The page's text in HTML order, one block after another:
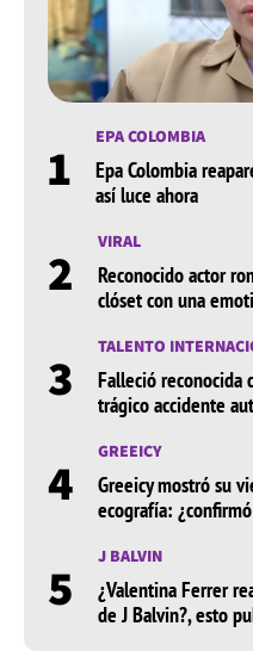
1 EPA COLOMBIA
Epa Colombia
así luce ahora
2 VIRAL
Reconocido actor
clóset con una
3 TALENTO
Falleció reconocida
trágico accidente
4 GREEICY
Greeicy mostró su
ecografía:
5 J BALVIN
¿Valentina Ferrer
de J Balvin?, esto